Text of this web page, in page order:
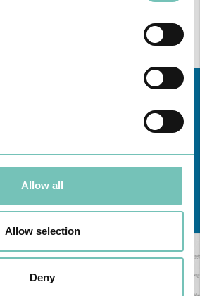
Allow all
Allow selection
Deny